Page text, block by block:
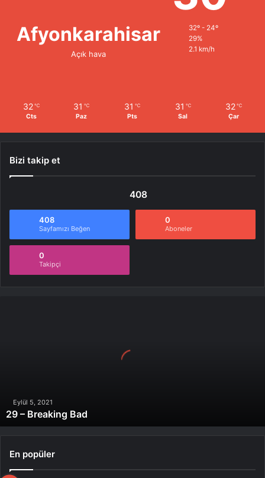
Afyonkarahisar
Açık hava
32º - 24º
29%
2.1 km/h
32 ℃
Cts
31 ℃
Paz
31 ℃
Pts
31 ℃
Sal
32 ℃
Çar
Bizi takip et
408
408
Sayfamızı Beğen
0
Aboneler
0
Takipçi
Eylül 5, 2021
29 – Breaking Bad
En popüler